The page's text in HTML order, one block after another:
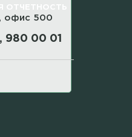
офис 500
980 00 01
ОТЧЕТНОСТЬ